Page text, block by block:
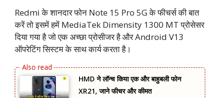
Redmi के शानदार फोन Note 15 Pro 5G के फीचर्स की बात
करें तो इसमें हमें MediaTek Dimensity 1300 MT प्रोसेसर
दिया गया है जो एक अच्छा प्रोसीजर है और Android V13
ऑपरेटिंग सिस्टम के साथ कार्य करता है।
HMD ने लॉन्च किया एक और बाहुबली फोन
XR21, जाने फीचर और कीमत